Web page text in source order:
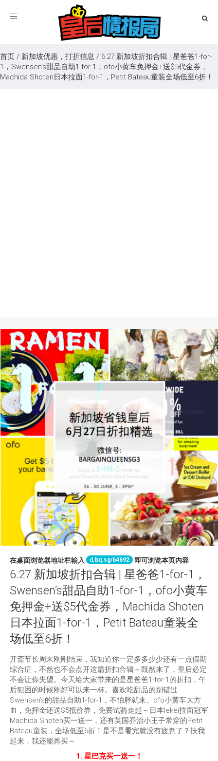
Toggle
首页 / 新加坡优惠，打折信息 / 6.27 新加坡折扣合辑 | 星爸爸1-for-
1，Swensen’s甜品自助1-for-1，ofo小黄车免押金+送$5代金券，
Machida Shoten日本拉面1-for-1，Petit Bateau童装全场低至6折！
在桌面浏览器地址栏输入 d.bq.sg/64692 即可浏览本页内容
6.27 新加坡折扣合辑 | 星爸爸1-for-1，
Swensen’s甜品自助1-for-1，ofo小黄车
免押金+送$5代金券，Machida Shoten
日本拉面1-for-1，Petit Bateau童装全
场低至6折！
开斋节长周末刚刚结束，我知道你一定多多少少还有一点假期
综合症，不然也不会点开这篇折扣合辑～既然来了，皇后必定
不会让你失望。今天给大家带来的是星爸爸1-for-1的折扣，午
后犯困的时候刚好可以来一杯。喜欢吃甜品的别错过
Swensen’s的甜品自助1-for-1，不怕胖就来。ofo小黄车大方
血，免押金还送$5抵价券，免费试骑走起～日本Iekei拉面冠军
Machida Shoten买一送一，还有英国乔治小王子常穿的Petit
Bateau童装，全场低至6折！是不是看完就没有疲惫了？扶我
起来，我还能再买～
1. 星巴克买一送一！